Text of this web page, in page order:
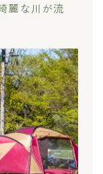
麗な川が流